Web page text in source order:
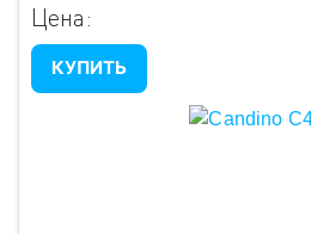
Цена:
КУПИТЬ